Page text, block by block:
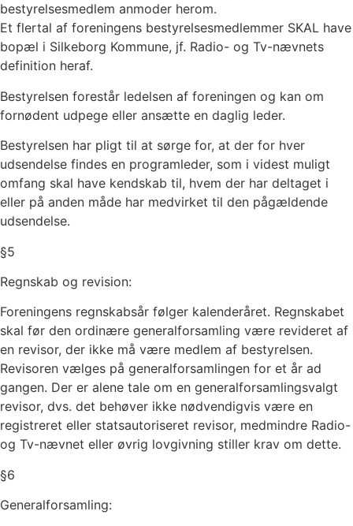
bestyrelsesmedlem anmoder herom.
Et flertal af foreningens bestyrelsesmedlemmer SKAL have
bopæl i Silkeborg Kommune, jf. Radio- og Tv-nævnets
definition heraf.
Bestyrelsen forestår ledelsen af foreningen og kan om
fornødent udpege eller ansætte en daglig leder.
Bestyrelsen har pligt til at sørge for, at der for hver
udsendelse findes en programleder, som i videst muligt
omfang skal have kendskab til, hvem der har deltaget i
eller på anden måde har medvirket til den pågældende
udsendelse.
§5
Regnskab og revision:
Foreningens regnskabsår følger kalenderåret. Regnskabet
skal før den ordinære generalforsamling være revideret af
en revisor, der ikke må være medlem af bestyrelsen.
Revisoren vælges på generalforsamlingen for et år ad
gangen. Der er alene tale om en generalforsamlingsvalgt
revisor, dvs. det behøver ikke nødvendigvis være en
registreret eller statsautoriseret revisor, medmindre Radio-
og Tv-nævnet eller øvrig lovgivning stiller krav om dette.
§6
Generalforsamling: